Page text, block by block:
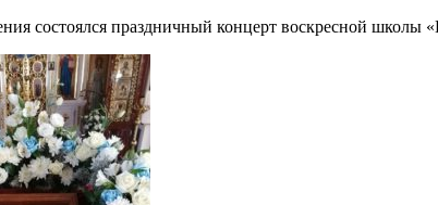
состоялся праздничный концерт воскресной школы